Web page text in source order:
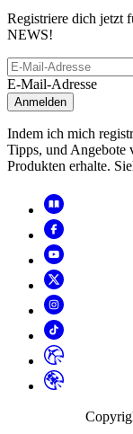
Registriere dich jetzt
NEWS!
E-Mail-Adresse
Anmelden
Indem ich mich
Tipps, und
Produkten erhalte.